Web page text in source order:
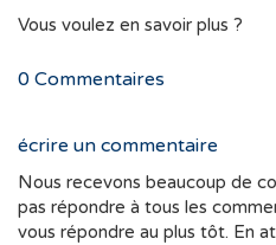
Vous voulez en savoir plus ?
0 Commentaires
écrire un commentaire
Nous recevons beaucoup de
pas répondre à tous les
vous répondre au plus tôt. En